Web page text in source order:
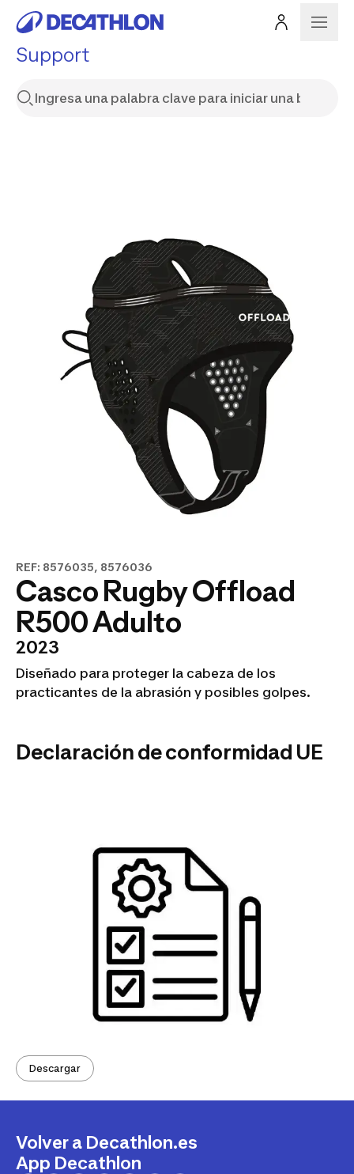
Support
REF: 8576035, 8576036
Casco Rugby Offload
R500 Adulto
2023
Diseñado para proteger la cabeza de los
practicantes de la abrasión y posibles golpes.
Declaración de conformidad UE
Descargar
Volver a Decathlon.es
App Decathlon